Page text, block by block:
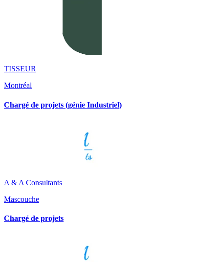
TISSEUR
Montréal
Chargé de projets (génie Industriel)
A & A Consultants
Mascouche
Chargé de projets